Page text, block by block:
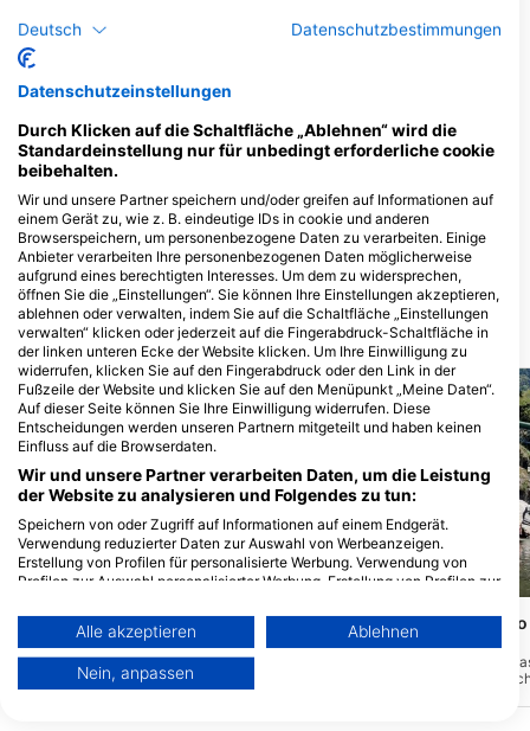
Dive Center, die diesen Tauchplatz
Tauchersupply VERO
Palmweg 1, 9469 Haag, Schweiz
Tiefenstein
UnterwasserWelten
Seestrasse 19, 9326 Horn, Schweiz
Tauchplätze in der Nähe
PSS Pesce Sole Sub
Nur 10 Minuten vom Zentrum Luganos
entfernt befindet sich die Heimat unseres
Clubs, das Pesce Sole Sub. Sobald du
Ponte Brolla
(★4.1)
Tauche zuerst durch
an der Sandbank.
der großen Steine.
Deutsch Datenschutzbestimmungen
Datenschutzeinstellungen
Durch Klicken auf die Schaltfläche „Ablehnen“ wird die
Standardeinstellung nur für unbedingt erforderliche cookie
beibehalten.
Wir und unsere Partner speichern und/oder greifen auf Informationen auf
einem Gerät zu, wie z. B. eindeutige IDs in cookie und anderen
Browserspeichern, um personenbezogene Daten zu verarbeiten. Einige
Anbieter verarbeiten Ihre personenbezogenen Daten möglicherweise
aufgrund eines berechtigten Interesses. Um dem zu widersprechen,
öffnen Sie die „Einstellungen“. Sie können Ihre Einstellungen akzeptieren,
ablehnen oder verwalten, indem Sie auf die Schaltfläche „Einstellungen
verwalten“ klicken oder jederzeit auf die Fingerabdruck-Schaltfläche in
der linken unteren Ecke der Website klicken. Um Ihre Einwilligung zu
widerrufen, klicken Sie auf den Fingerabdruck oder den Link in der
Fußzeile der Website und klicken Sie auf den Menüpunkt „Meine Daten“.
Auf dieser Seite können Sie Ihre Einwilligung widerrufen. Diese
Entscheidungen werden unseren Partnern mitgeteilt und haben keinen
Einfluss auf die Browserdaten.
Wir und unsere Partner verarbeiten Daten, um die Leistung
der Website zu analysieren und Folgendes zu tun:
Speichern von oder Zugriff auf Informationen auf einem Endgerät.
Verwendung reduzierter Daten zur Auswahl von Werbeanzeigen.
Erstellung von Profilen für personalisierte Werbung. Verwendung von
Profilen zur Auswahl personalisierter Werbung. Erstellung von Profilen zur
personalisierter Inhalte. Messung der Werbeleistung. Messung der
Performance von Inhalten. Analyse von Zielgruppen durch Statistiken
oder Kombinationen von Daten aus verschiedenen Quellen. Entwicklung
und Verbesserung der Angebote. Verwendung reduzierter Daten zur
Auswahl von Inhalten.
Alle akzeptieren Ablehnen
Nein, anpassen